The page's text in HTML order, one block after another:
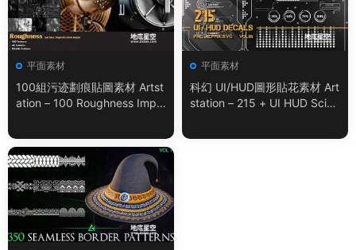
平面素材
100組污迹劃痕貼圖素材 Artst
ation – 100 Roughness Impe
平面素材
科幻 UI/HUD圖形貼花素材 Art
station – 215 + UI HUD SciFi